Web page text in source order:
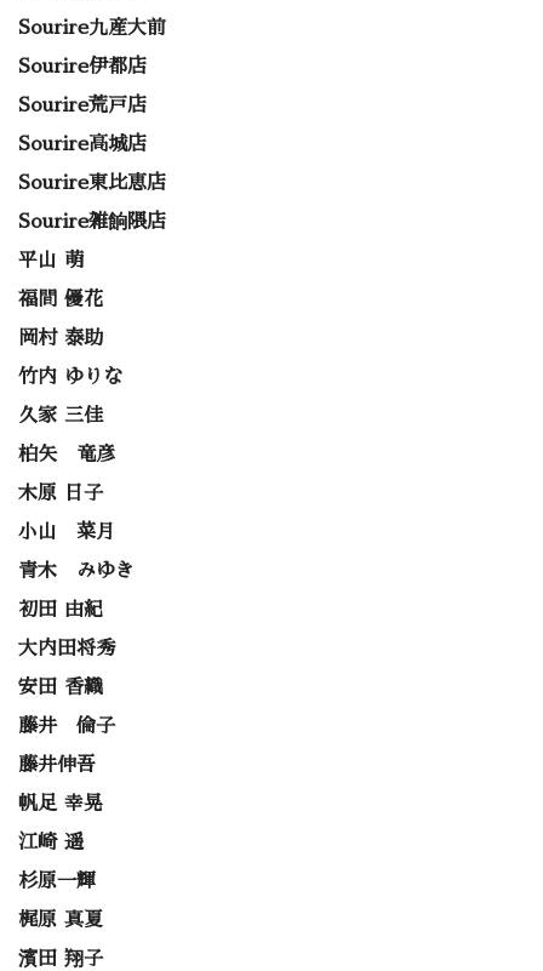
Sourire九産大前
Sourire伊都店
Sourire荒戸店
Sourire高城店
Sourire東比恵店
Sourire雑餉隈店
平山 萌
福間 優花
岡村 泰助
竹内 ゆりな
久家 三佳
柏矢 竜彦
木原 日子
小山 菜月
青木 みゆき
初田 由紀
大内田将秀
安田 香織
藤井 倫子
藤井伸吾
帆足 幸晃
江崎 遥
杉原一輝
梶原 真夏
濱田 翔子